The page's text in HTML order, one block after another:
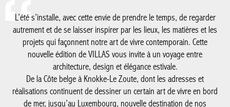
L’été s’installe, avec cette envie de prendre le temps, de regarder
autrement et de se laisser inspirer par les lieux, les matières et les
projets qui façonnent notre art de vivre contemporain. Cette
nouvelle édition de VILLAS vous invite à un voyage entre
architecture, design et élégance estivale.
De la Côte belge à Knokke-Le Zoute, dont les adresses et
réalisations continuent de dessiner un certain art de vivre en bord
de mer, jusqu’au Luxembourg, nouvelle destination de nos